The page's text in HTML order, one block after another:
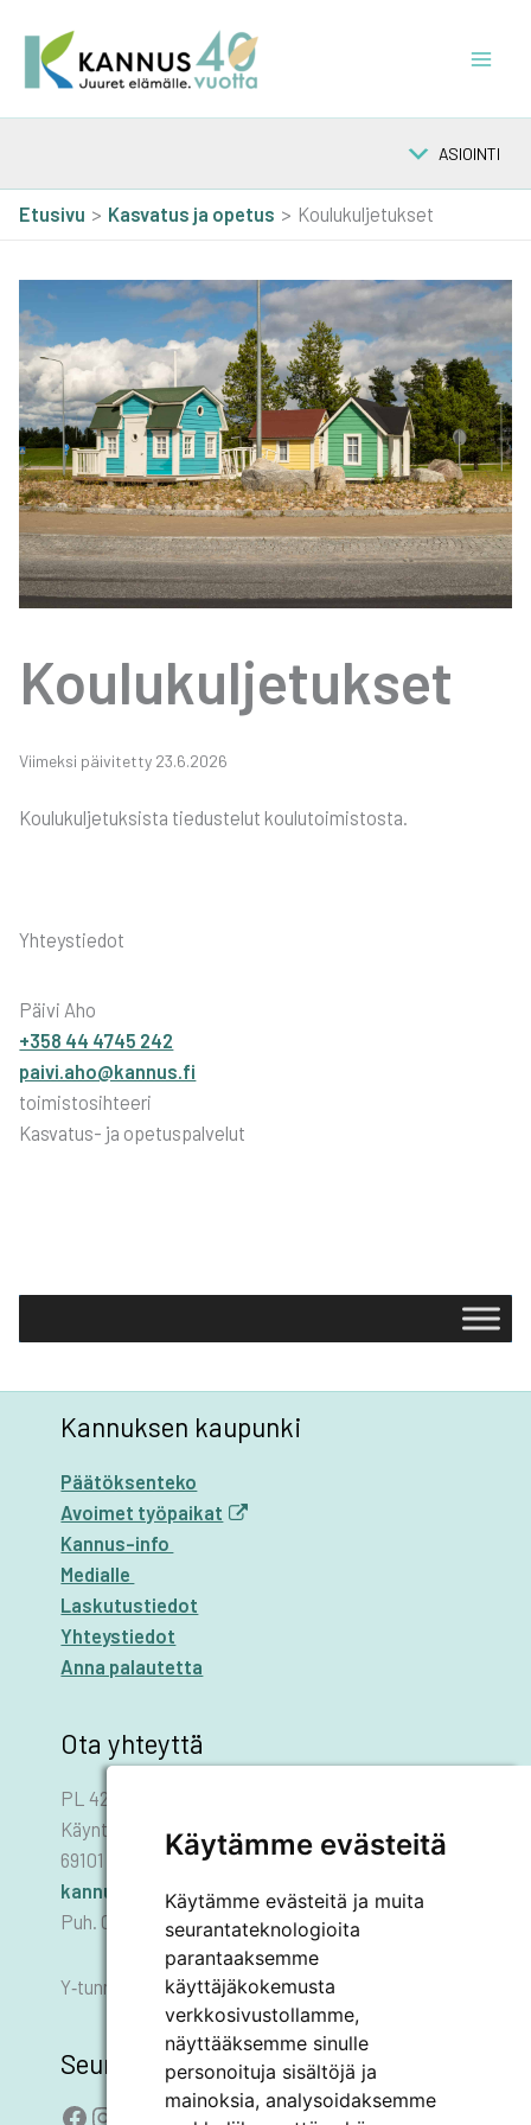
Käytämme evästeitä
Käytämme evästeitä ja muita
seurantateknologioita
parantaaksemme
käyttäjäkokemusta
verkkosivustollamme,
näyttääksemme sinulle
personoituja sisältöjä ja
mainoksia, analysoidaksemme
sisältöön
ASIOINTI
Etusivu Kas­va­tus ja ope­tus Koulukuljetukset
Kou­lu­kul­je­tuk­set
Vii­mek­si päi­vi­tet­ty 23.6.2026
Kou­lu­kul­je­tuk­sis­ta tie­dus­te­lut kou­lu­toi­mis­tos­ta.
Yhteystiedot
Päivi Aho
+358 44 4745 242
paivi.aho@kannus.fi
toimistosihteeri
Kasvatus- ja opetuspalvelut
Kannuksen kaupunki
Päätöksenteko
Avoimet työpaikat
Kannus-info
Medialle
Laskutustiedot
Yhteystiedot
Anna palautetta
Ota yhteyttä
PL 42
Käyntiosoite: Asematie 1
69101 KANNUS
kannus.kaupunki@kannus.ﬁ
Puh. 06 8745 111
Y‑tunnus 0178455–6
Seuraa meitä
Facebook
Instagram
LinkedIn
YouTube